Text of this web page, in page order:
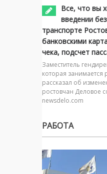
Все, что вы
введении
транспорте
банковскими
чека, подсчет
Заместитель
которая занимается
рассказал об
ростовчан Деловое
newsdelo.com
РАБОТА